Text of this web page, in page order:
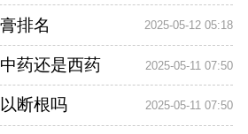
排名 2025-05-12 05:18
药还是西药 2025-05-11 07:50
断根吗 2025-05-11 07:50